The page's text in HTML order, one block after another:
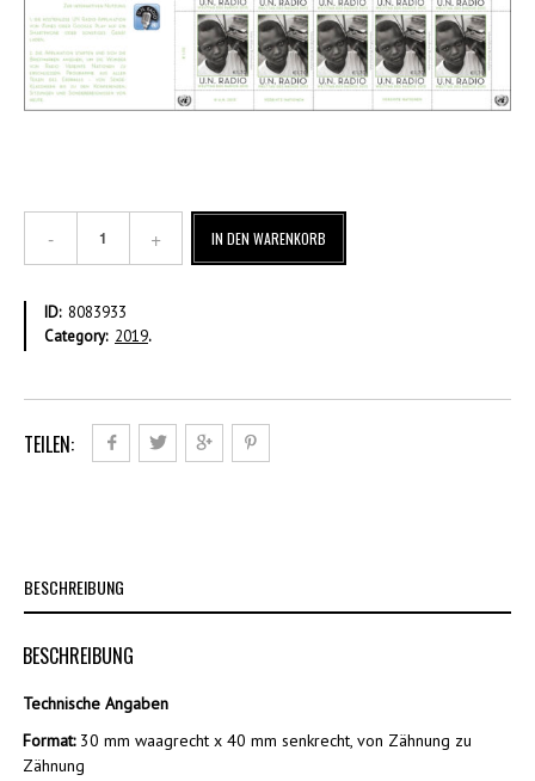
1,70
Ganzer
Gestempelt
IN DEN WARENKORB
ID: 8083933
Category: 2019.
TEILEN:
BESCHREIBUNG
BESCHREIBUNG
Technische Angaben
Format:30 mm waagrecht x 40 mm senkrecht, von Zähnung zu
Zähnung